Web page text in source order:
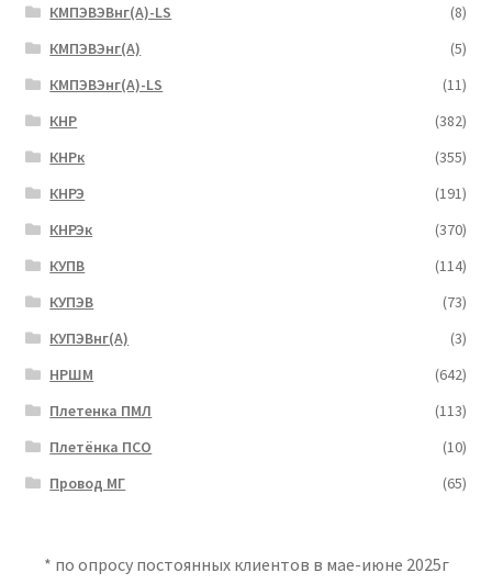
КМПЭВЭВнг(А)-LS
(8)
КМПЭВЭнг(А)
(5)
КМПЭВЭнг(А)-LS
(11)
КНР
(382)
КНРк
(355)
КНРЭ
(191)
КНРЭк
(370)
КУПВ
(114)
КУПЭВ
(73)
КУПЭВнг(А)
(3)
НРШМ
(642)
Плетенка ПМЛ
(113)
Плетёнка ПСО
(10)
Провод МГ
(65)
* по опросу постоянных клиентов в мае-июне 2025г